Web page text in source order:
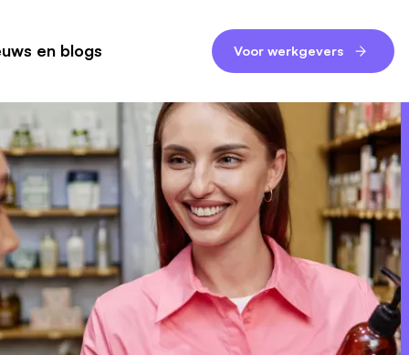
en blogs Voor werkgevers